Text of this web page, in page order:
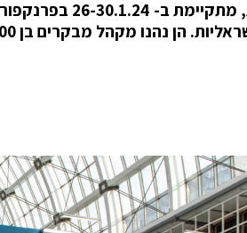
הן נהנו מקהל מבקרים בן 144,000 אנשי מקצוע מ-161 מדינות.